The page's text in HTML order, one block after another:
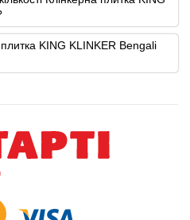
KING KLINKER Bengali